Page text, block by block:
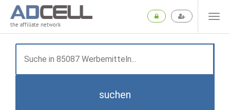
the affiliate network
suchen